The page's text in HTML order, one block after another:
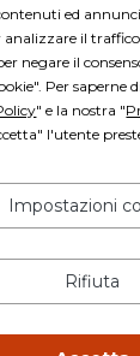
Auto Spa a socio
- 00146 Roma
I.V.
ed
analizzare il
negare il
Per saperne
" e la nostra "
l'utente
Impostazioni
Rifiuta